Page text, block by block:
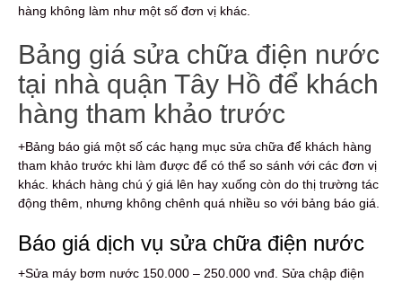
hàng không làm như một số đơn vị khác.
Bảng giá sửa chữa điện nước
tại nhà quận Tây Hồ để khách
hàng tham khảo trước
+Bảng báo giá một số các hạng mục sửa chữa để khách hàng
tham khảo trước khi làm được để có thể so sánh với các đơn vị
khác. khách hàng chú ý giá lên hay xuống còn do thị trường tác
động thêm, nhưng không chênh quá nhiều so với bảng báo giá.
Báo giá dịch vụ sửa chữa điện nước
+Sửa máy bơm nước 150.000 – 250.000 vnđ. Sửa chập điện